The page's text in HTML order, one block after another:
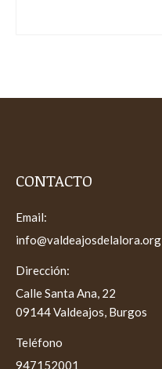
CONTACTO
Email:
info@valdeajosdelalora.org
Dirección:
Calle Santa Ana, 22
09144 Valdeajos, Burgos
Teléfono
947152001